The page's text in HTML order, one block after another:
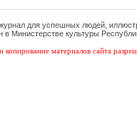
для успешных людей,
в Министерстве культуры
копирование материалов сайта